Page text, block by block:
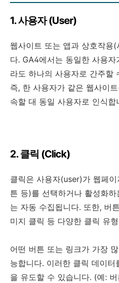
1. 사용자 (User)
웹사이트 또는 앱과 상호작용
다. GA4에서는 동일한 사용
라도 하나의 사용자로 간주할
즉, 한 사용자가 같은 웹사이
속할 대 동일 사용자로 인식합
2. 클릭 (Click)
클릭은 사용자(user)가 웹페
튼 등)를 선택하거나 활성화
는 자동 수집됩니다. 또한, 버
미지 클릭 등 다양한 클릭 유
어떤 버튼 또는 링크가 가장
능합니다. 이러한 클릭 데이
을 유도할 수 있습니다. (예: